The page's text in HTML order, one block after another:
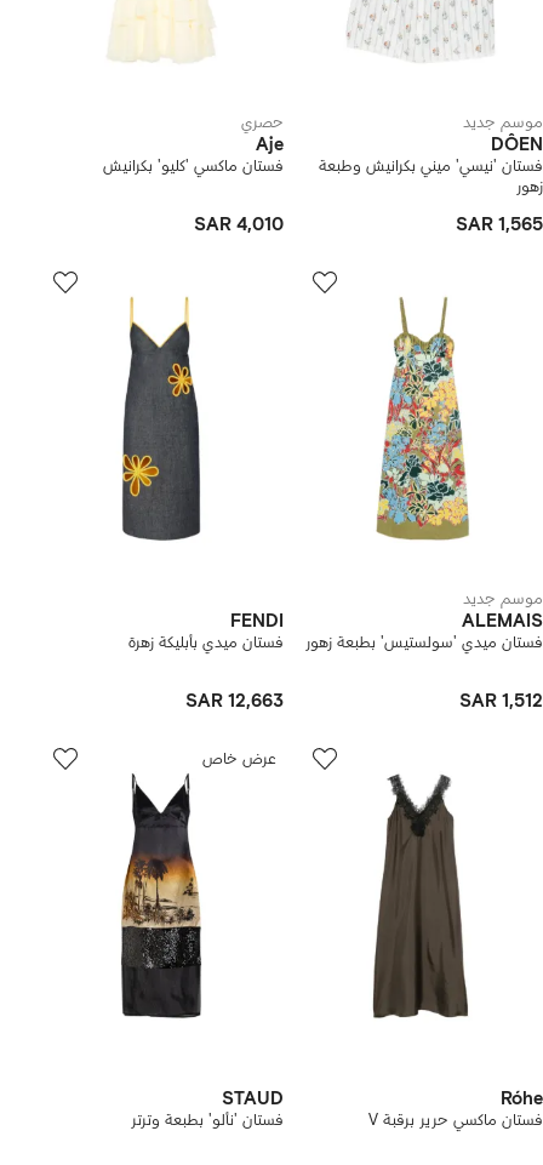
موسم جديد
DÔEN
فستان 'نيسي' ميني بكرانيش وطبعة
زهور
SAR 1,565
حصري
Aje
فستان ماكسي 'كليو' بكرانيش
SAR 4,010
موسم جديد
ALEMAIS
فستان ميدي 'سولستيس' بطبعة زهور
SAR 1,512
FENDI
فستان ميدي بأبليكة زهرة
SAR 12,663
Róhe
فستان ماكسي حرير برقبة V
عرض خاص
STAUD
فستان 'نألو' بطبعة وترتر